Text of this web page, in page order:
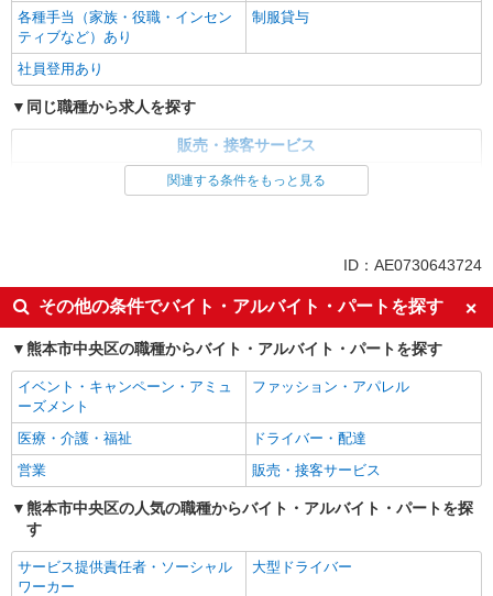
各種手当（家族・役職・インセン
ティブなど）あり
制服貸与
社員登用あり
同じ職種から求人を探す
販売・接客サービス
英語が活かせる
ボーナス・賞与あり
車通勤OK
交通費支給
社会保険あり
社員登用あり
関連する条件をもっと見る
ID：AE0730643724
その他の条件でバイト・アルバイト・パートを探す
熊本市中央区の職種からバイト・アルバイト・パートを探す
イベント・キャンペーン・アミュ
ーズメント
ファッション・アパレル
医療・介護・福祉
ドライバー・配達
営業
販売・接客サービス
熊本市中央区の人気の職種からバイト・アルバイト・パートを探
す
サービス提供責任者・ソーシャル
ワーカー
大型ドライバー